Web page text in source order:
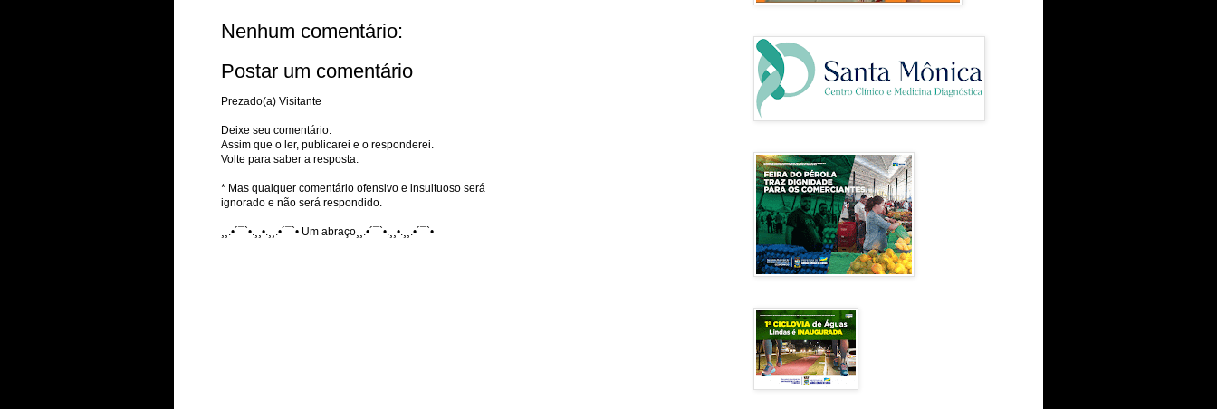
Nenhum comentário:
Postar um comentário
Prezado(a) Visitante
Deixe seu comentário.
Assim que o ler, publicarei e o responderei.
Volte para saber a resposta.
* Mas qualquer comentário ofensivo e insultuoso será
ignorado e não será respondido.
¸¸.•´¯`•.¸¸•.¸¸.•´¯`• Um abraço¸¸.•´¯`•.¸¸•.¸¸.•´¯`•